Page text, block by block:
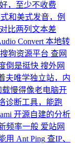
，至少不收费
和美式发音，例
比两列文本差
Convert 本地转
搜狗资源平台 查网
倒是挺快 搜外网
夫唯学独立站，内
慢得像老电脑开
诊断工具，能跑
开源自建的分析
频率一般 爱站网
用 Ant Ping 查IP、